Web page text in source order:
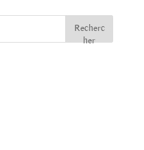
Recherc
her